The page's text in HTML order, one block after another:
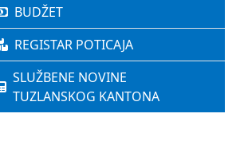
BUDŽET
REGISTAR POTICAJA
SLUŽBENE NOVINE
TUZLANSKOG KANTONA